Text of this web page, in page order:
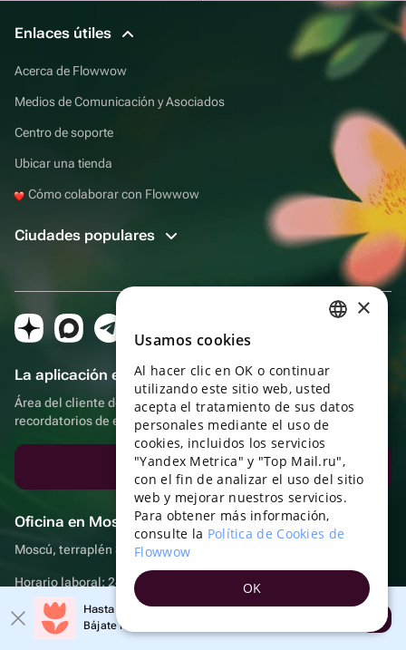
Enlaces útiles
Acerca de Flowwow
Medios de Comunicación y Asociados
Centro de soporte
Ubicar una tienda
Cómo colaborar con Flowwow
Ciudades populares
La aplicación es aún más práctica.
Área del cliente del destinatario, más bonos por compras y
recordatorios de eventos
Descargar la aplicación
Oficina en Moscú
Moscú, terraplén Sadovnicheskaya, 9, sala 2/3
Horario laboral: 24 horas
Hasta un 10% de descuento en el primer pedido
Bájate la aplicación y obtén tu código
Abrir
ENGLISH
UKRAINIAN
PORTUGUESE
SPANISH
HUNGARIAN
ITALIAN
×
Usamos cookies
Al hacer clic en OK o continuar
utilizando este sitio web, usted
acepta el tratamiento de sus datos
personales mediante el uso de
cookies, incluidos los servicios
"Yandex Metrica" y "Top Mail.ru",
con el fin de analizar el uso del sitio
web y mejorar nuestros servicios.
Para obtener más información,
consulte la Política de Cookies de
Flowwow
OK